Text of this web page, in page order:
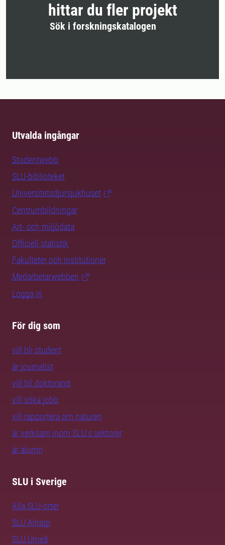
hittar du fler projekt
Sök i forskningskatalogen
Utvalda ingångar
Studentwebb
SLU-biblioteket
Universitetsdjursjukhuset
Centrumbildningar
Art- och miljödata
Officiell statistik
Fakulteter och institutioner
Medarbetarwebben
Logga in
För dig som
vill bli student
är journalist
vill bli doktorand
vill söka jobb
vill rapportera om naturen
är verksam inom SLU:s sektorer
är alumn
SLU i Sverige
Alla SLU-orter
SLU Alnarp
SLU Umeå